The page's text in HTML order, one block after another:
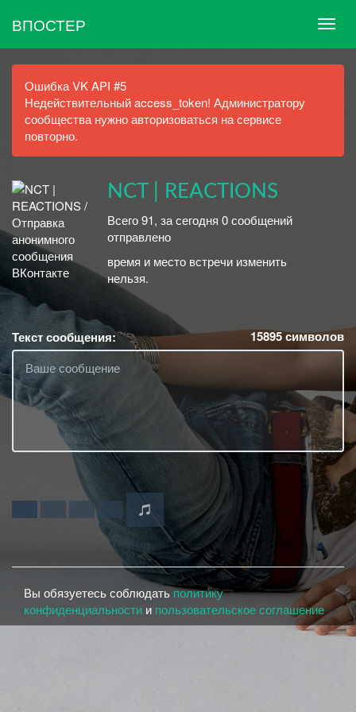
ВПОСТЕР
Ошибка VK API #5
Недействительный access_token! Администратору
сообщества нужно авторизоваться на сервисе
повторно.
NCT | REACTIONS
Всего 91, за сегодня 0 сообщений
отправлено
время и место встречи изменить
нельзя.
Текст сообщения: 15895символов
Вы обязуетесь соблюдатьполитику
конфиденциальности и пользовательское соглашение